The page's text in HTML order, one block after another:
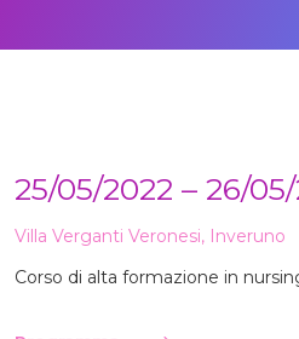
25/05/2022 – 26/
Villa Verganti Veronesi, Inveruno
Corso di alta formazione in